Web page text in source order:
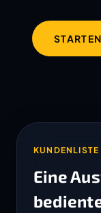
KUNDENLISTE
Eine